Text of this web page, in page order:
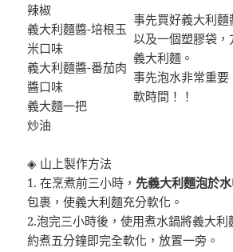
辣椒
義大利麵醬-培根玉
米口味
義大利麵醬-番茄肉
醬口味
義大麵一把
炒油
事先買好義大利麵
以及一個塑膠袋
義大利麵。
事先泡水非常重
軟時間！！
◈ 山上製作方法
1. 在烹煮前三小時， 先義大利麵泡於
包裹，使義大利麵充分軟化。
2.泡完三小時後，使用煮水鍋將義大
約煮五分鐘即完全軟化，放置一旁。